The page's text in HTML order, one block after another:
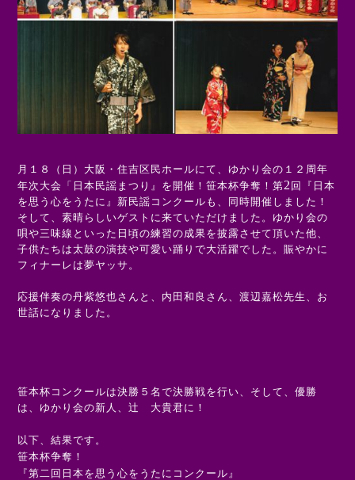
月１８（日）大阪・住吉区民ホールにて、ゆかり会の１２周年
年次大会「日本民謡まつり』を開催！笹本杯争奪！第2 回『日本
を思う心をうたに』新民謡コンクールも、同時開催しました！
そして、素晴らしいゲストに来ていただけました。ゆかり会の
唄や三味線といった日頃の練習の成果を披露させて頂いた他、
子供たちは太鼓の演技や可愛い踊りで大活躍でした。賑やかに
フィナーレは夢ヤッサ。
応援伴奏の丹紫悠也さんと、内田和良さん、渡辺嘉松先生、お
世話になりました。
笹本杯コンクールは決勝５名で決勝戦を行い、そして、優勝
は、ゆかり会の新人、辻 大貴君に！
以下、結果です。
笹本杯争奪！
『第二回日本を思う心をうたにコンクール』